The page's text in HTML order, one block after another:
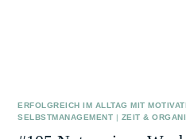
ERFOLGREICH IM ALLTAG MIT
SELBSTMANAGEMENT | ZEIT &